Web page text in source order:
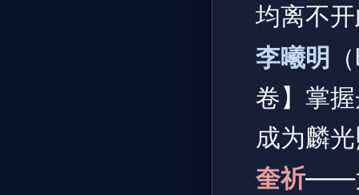
均离不
李曦明
卷】掌
成为麟
奎祈——